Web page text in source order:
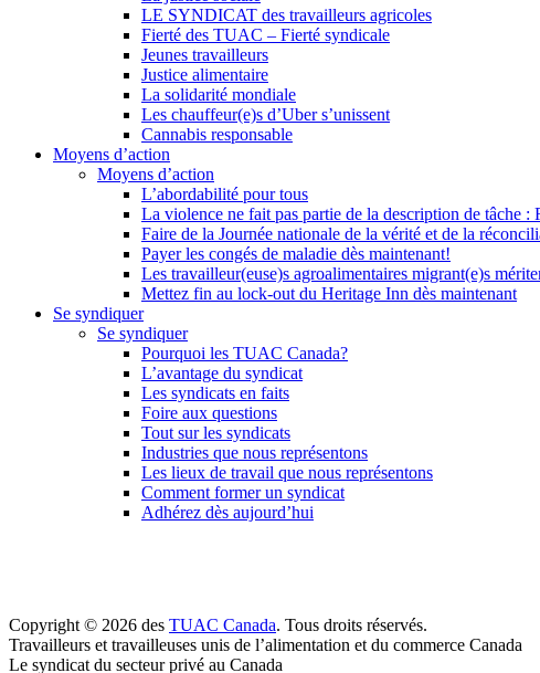
LE SYNDICAT des travailleurs agricoles
Fierté des TUAC – Fierté syndicale
Jeunes travailleurs
Justice alimentaire
La solidarité mondiale
Les chauffeur(e)s d’Uber s’unissent
Cannabis responsable
Moyens d’action
Moyens d’action
L’abordabilité pour tous
La violence ne fait pas partie de la description de tâche
Faire de la Journée nationale de la vérité et de la
Payer les congés de maladie dès maintenant!
Les travailleur(euse)s agroalimentaires migrant(e)s
Mettez fin au lock-out du Heritage Inn dès maintenant
Se syndiquer
Se syndiquer
Pourquoi les TUAC Canada?
L’avantage du syndicat
Les syndicats en faits
Foire aux questions
Tout sur les syndicats
Industries que nous représentons
Les lieux de travail que nous représentons
Comment former un syndicat
Adhérez dès aujourd’hui
Copyright © 2026 des TUAC Canada. Tous droits réservés.
Travailleurs et travailleuses unis de l’alimentation et du commerce Canada
Le syndicat du secteur privé au Canada